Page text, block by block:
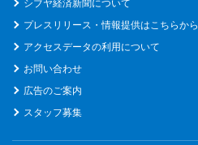
シブヤ経済新聞について
プレスリリース・情報提供はこちらから
アクセスデータの利用について
お問い合わせ
広告のご案内
スタッフ募集